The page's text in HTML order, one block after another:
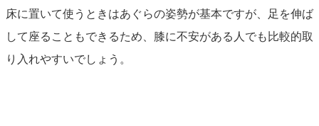
床に置いて使うときはあぐらの姿勢が基本ですが、足を伸ば
して座ることもできるため、膝に不安がある人でも比較的取
り入れやすいでしょう。